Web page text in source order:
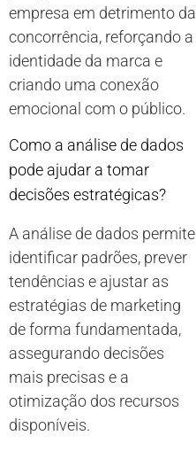
empresa em detrimento da
concorrência, reforçando a
identidade da marca e
criando uma conexão
emocional com o público.
Como a análise de dados
pode ajudar a tomar
decisões estratégicas?
A análise de dados permite
identificar padrões, prever
tendências e ajustar as
estratégias de marketing
de forma fundamentada,
assegurando decisões
mais precisas e a
otimização dos recursos
disponíveis.